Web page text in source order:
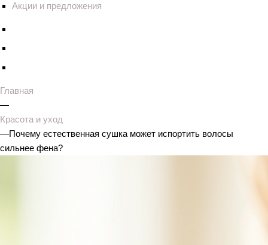
Акции и предложения
Главная
—
Красота и уход
—Почему естественная сушка может испортить волосы
сильнее фена?